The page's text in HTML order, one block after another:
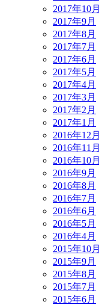
2017年10月
2017年9月
2017年8月
2017年7月
2017年6月
2017年5月
2017年4月
2017年3月
2017年2月
2017年1月
2016年12月
2016年11月
2016年10月
2016年9月
2016年8月
2016年7月
2016年6月
2016年5月
2016年4月
2015年10月
2015年9月
2015年8月
2015年7月
2015年6月